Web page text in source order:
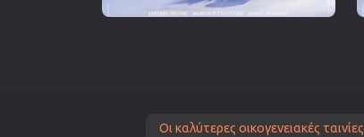
Οι καλύτερες οικογενειακές ταινίες